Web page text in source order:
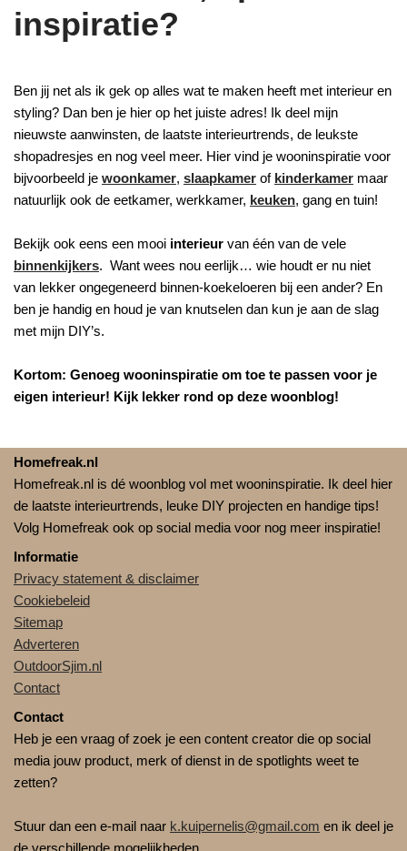
inspiratie?
Ben jij net als ik gek op alles wat te maken heeft met interieur en
styling? Dan ben je hier op het juiste adres! Ik deel mijn
nieuwste aanwinsten, de laatste interieurtrends, de leukste
shopadresjes en nog veel meer. Hier vind je wooninspiratie voor
bijvoorbeeld je woonkamer, slaapkamer of kinderkamer maar
natuurlijk ook de eetkamer, werkkamer, keuken, gang en tuin!
Bekijk ook eens een mooi interieur van één van de vele
binnenkijkers. Want wees nou eerlijk… wie houdt er nu niet
van lekker ongegeneerd binnen-koekeloeren bij een ander? En
ben je handig en houd je van knutselen dan kun je aan de slag
met mijn DIY’s.
Kortom: Genoeg wooninspiratie om toe te passen voor je
eigen interieur! Kijk lekker rond op deze woonblog!
Homefreak.nl
Homefreak.nl is dé woonblog vol met wooninspiratie. Ik deel hier
de laatste interieurtrends, leuke DIY projecten en handige tips!
Volg Homefreak ook op social media voor nog meer inspiratie!
Informatie
Privacy statement & disclaimer
Cookiebeleid
Sitemap
Adverteren
OutdoorSjim.nl
Contact
Contact
Heb je een vraag of zoek je een content creator die op social
media jouw product, merk of dienst in de spotlights weet te
zetten?
Stuur dan een e-mail naar k.kuipernelis@gmail.com en ik deel je
de verschillende mogelijkheden.